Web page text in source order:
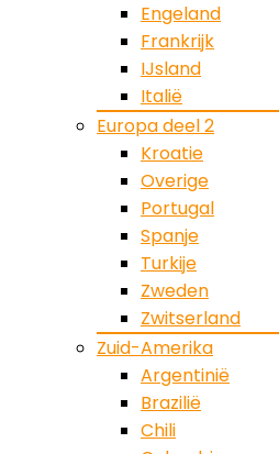
Engeland
Frankrijk
IJsland
Italië
Europa deel 2
Kroatie
Overige
Portugal
Spanje
Turkije
Zweden
Zwitserland
Zuid-Amerika
Argentinië
Brazilië
Chili